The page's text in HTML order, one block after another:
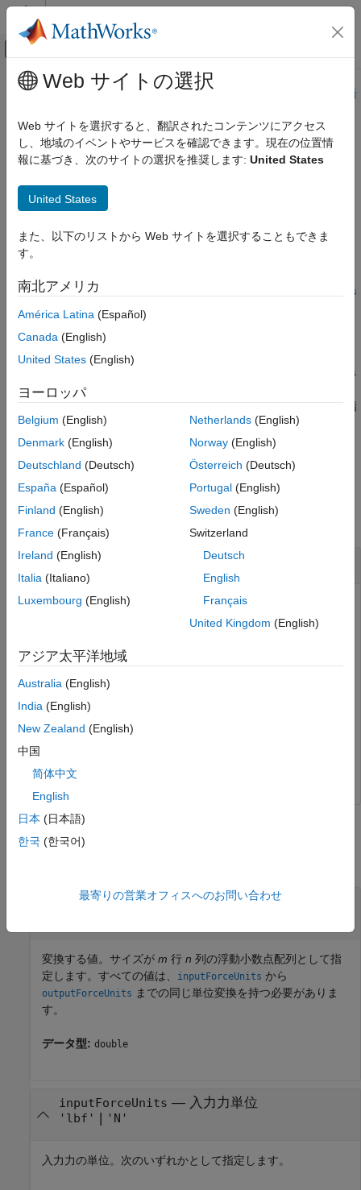
コンテンツへスキップ
オフキャンバス ナビゲーション メ
ドキュメンテーションのホーム
Aerospace Toolbox
標準ワークフロー手順
項目一覧
構文
例
入力引数
出力引数
バージョン履歴
メインコンテンツ
このページは機械翻訳を使用して翻訳されました。最新版の英語
convforce
力の単位から指定された力の単位に変換する
構文
convforce(valuesToConvert,inputForceUnits,outputForceUnits
convertedValues=
outputForceUnits
)は、指定された入力力単位から指定された出力力単位への変換
係数を計算します。次に、関数は変換係数を入力に適用して、指
定された単位で出力を生成します。
例
力を変換する
3 つの力をポンド力からニュートン力に変換します。
a = convforce([120 1 5],'lbf','N')
入力引数
valuesToConvert —変換する値
変換する値。サイズが m 行 n 列の浮動小数点配列として指
定します。すべての値は、
inputForceUnits から
outputForceUnits までの同じ単位変換を持つ必要がありま
す。
データ型: double
inputForceUnits — 入力力単位
'lbf' | 'N'
入力力の単位。次のいずれかとして指定します。
Web サイトの選択
Web サイトを選択すると、翻訳されたコンテンツにアクセス
し、地域のイベントやサービスを確認できます。現在の位置情
報に基づき、次のサイトの選択を推奨します: United States
United States
また、以下のリストから Web サイトを選択することもできま
す。
南北アメリカ
América Latina (Español)
Canada (English)
United States (English)
ヨーロッパ
Belgium (English)
Denmark (English)
Deutschland (Deutsch)
España (Español)
Finland (English)
France (Français)
Ireland (English)
Italia (Italiano)
Luxembourg (English)
Netherlands(English)
Norway(English)
Österreich (Deutsch)
Portugal(English)
Sweden (English)
Switzerland
Deutsch
English
Français
United Kingdom (English)
アジア太平洋地域
Australia (English)
India (English)
New Zealand (English)
中国
简体中文
English
日本 (日本語)
한국 (한국어)
最寄りの営業オフィスへのお問い合わせ